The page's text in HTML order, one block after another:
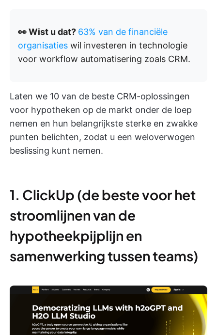
👀 Wist u dat? 63% van de financiële
organisaties wil investeren in technologie
voor workflow automatisering zoals CRM.
Laten we 10 van de beste CRM-oplossingen
voor hypotheken op de markt onder de loep
nemen en hun belangrijkste sterke en zwakke
punten belichten, zodat u een weloverwogen
beslissing kunt nemen.
1. ClickUp (de beste voor het
stroomlijnen van de
hypotheekpijplijn en
samenwerking tussen teams)